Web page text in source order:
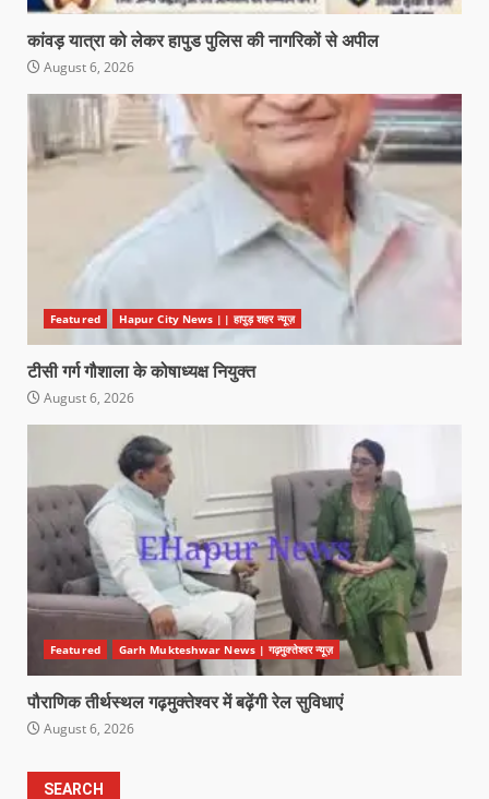
कांवड़ यात्रा को लेकर हापुड पुलिस की नागरिकों से अपील
August 6, 2026
Featured Hapur City News || हापुड़ शहर न्यूज़
टीसी गर्ग गौशाला के कोषाध्यक्ष नियुक्त
August 6, 2026
Featured Garh Mukteshwar News | गढ़मुक्तेश्वर न्यूज़
पौराणिक तीर्थस्थल गढ़मुक्तेश्वर में बढ़ेंगी रेल सुविधाएं
August 6, 2026
SEARCH